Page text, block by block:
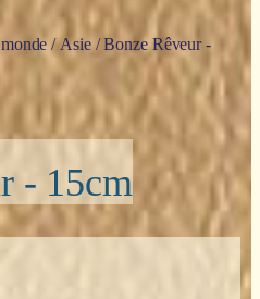
/Asie/ Bonze Rêveur -
- 15cm